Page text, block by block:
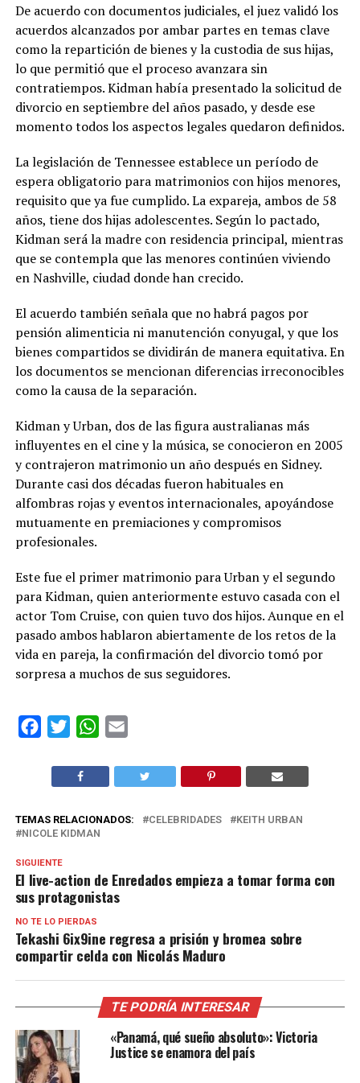
De acuerdo con documentos judiciales, el juez validó los
acuerdos alcanzados por ambar partes en temas clave
como la repartición de bienes y la custodia de sus hijas,
lo que permitió que el proceso avanzara sin
contratiempos. Kidman había presentado la solicitud de
divorcio en septiembre del años pasado, y desde ese
momento todos los aspectos legales quedaron definidos.
La legislación de Tennessee establece un período de
espera obligatorio para matrimonios con hijos menores,
requisito que ya fue cumplido. La expareja, ambos de 58
años, tiene dos hijas adolescentes. Según lo pactado,
Kidman será la madre con residencia principal, mientras
que se contempla que las menores continúen viviendo
en Nashville, ciudad donde han crecido.
El acuerdo también señala que no habrá pagos por
pensión alimenticia ni manutención conyugal, y que los
bienes compartidos se dividirán de manera equitativa. En
los documentos se mencionan diferencias irreconocibles
como la causa de la separación.
Kidman y Urban, dos de las figura australianas más
influyentes en el cine y la música, se conocieron en 2005
y contrajeron matrimonio un año después en Sidney.
Durante casi dos décadas fueron habituales en
alfombras rojas y eventos internacionales, apoyándose
mutuamente en premiaciones y compromisos
profesionales.
Este fue el primer matrimonio para Urban y el segundo
para Kidman, quien anteriormente estuvo casada con el
actor Tom Cruise, con quien tuvo dos hijos. Aunque en el
pasado ambos hablaron abiertamente de los retos de la
vida en pareja, la confirmación del divorcio tomó por
sorpresa a muchos de sus seguidores.
Facebook
TwitterWhatsApp
TEMAS RELACIONADOS: CELEBRIDADES
KEITH URBAN
NICOLE KIDMAN
SIGUIENTE
El live-action de Enredados empieza a tomar forma con
sus protagonistas
NO TE LO PIERDAS
Tekashi 6ix9ine regresa a prisión y bromea sobre
compartir celda con Nicolás Maduro
TE PODRÍA INTERESAR
«Panamá, qué sueño absoluto»: Victoria
Justice se enamora del país